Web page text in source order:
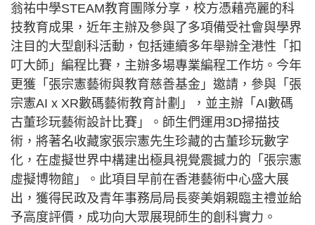
翁祐中學STEAM教育團隊分享，校方憑藉亮麗的科
技教育成果，近年主辦及參與了多項備受社會與學界
注目的大型創科活動，包括連續多年舉辦全港性「扣
叮大師」編程比賽，主辦多場專業編程工作坊。今年
更獲「張宗憲藝術與教育慈善基金」邀請，參與「張
宗憲AI x XR數碼藝術教育計劃」，並主辦「AI數碼
古董珍玩藝術設計比賽」。師生們運用3D掃描技
術，將著名收藏家張宗憲先生珍藏的古董珍玩數字
化，在虛擬世界中構建出極具視覺震撼力的「張宗憲
虛擬博物館」。此項目早前在香港藝術中心盛大展
出，獲得民政及青年事務局局長麥美娟親臨主禮並給
予高度評價，成功向大眾展現師生的創科實力。